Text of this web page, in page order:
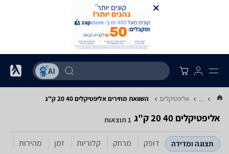
... אליפטיקלים השוואת מחירים אליפטיקלים ‏40 ‏20 ‏ק"ג
אליפטיקלים ‏40 ‏20 ‏ק"ג 1 תוצאות
תצוגה ומדידה דופק מרחק קלוריות זמן מהירות